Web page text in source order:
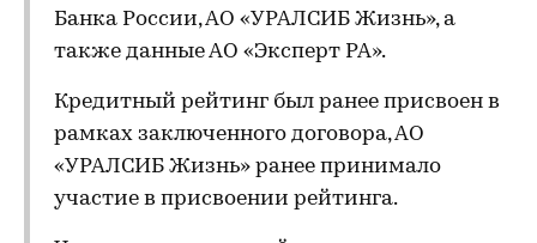
Банка России, АО «УРАЛСИБ Жизнь», а
также данные АО «Эксперт РА».
Кредитный рейтинг был ранее присвоен в
рамках заключенного договора, АО
«УРАЛСИБ Жизнь» ранее принимало
участие в присвоении рейтинга.